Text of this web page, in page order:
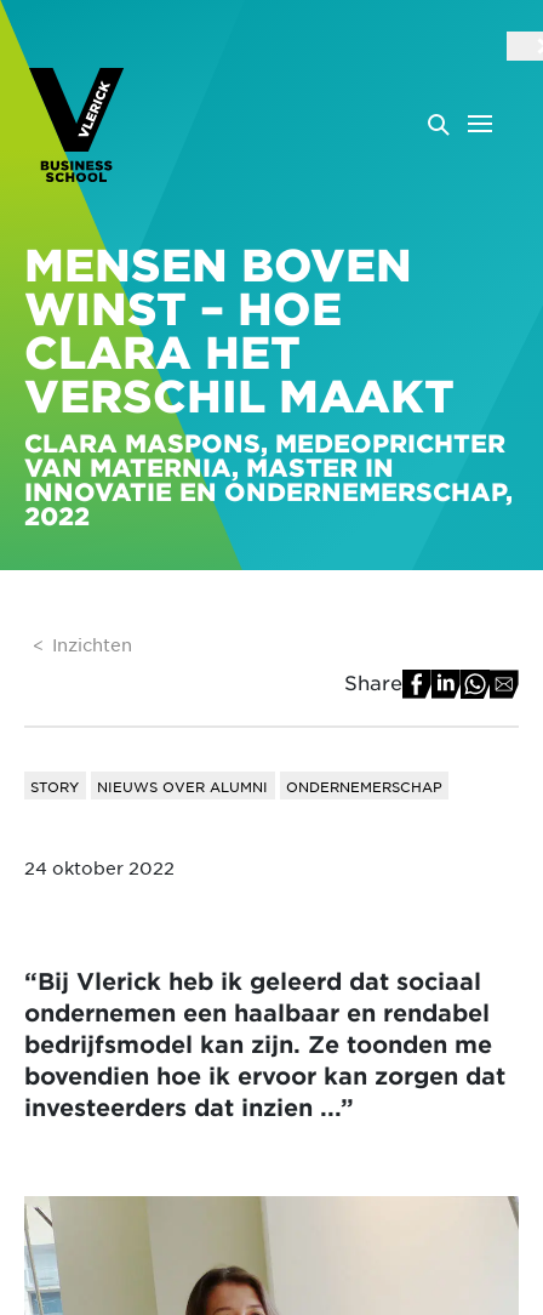
MENSEN BOVEN
WINST – HOE
CLARA HET
VERSCHIL MAAKT
CLARA MASPONS, MEDEOPRICHTER
VAN MATERNIA, MASTER IN
INNOVATIE EN ONDERNEMERSCHAP,
2022
Inzichten
Share
STORY NIEUWS OVER ALUMNI ONDERNEMERSCHAP
24 oktober 2022
“Bij Vlerick heb ik geleerd dat sociaal
ondernemen een haalbaar en rendabel
bedrijfsmodel kan zijn. Ze toonden me
bovendien hoe ik ervoor kan zorgen dat
investeerders dat inzien ...”